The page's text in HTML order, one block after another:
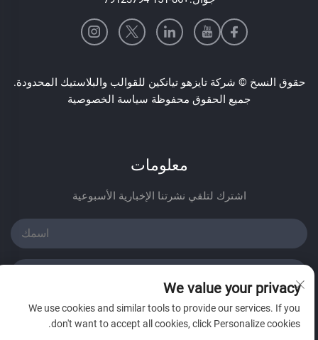
حقوق النسخ © شركة تايزهو تيانكين للقوالب والبلاستيك المحدودة.
جميع الحقوق محفوظة سياسة الخصوصية
معلومات
اشترك لتلقي نشرتنا الإخبارية الأسبوعية
أرسل
We value your privacy
We use cookies and similar tools to provide our services. If you
don't want to accept all cookies, click Personalize cookies.